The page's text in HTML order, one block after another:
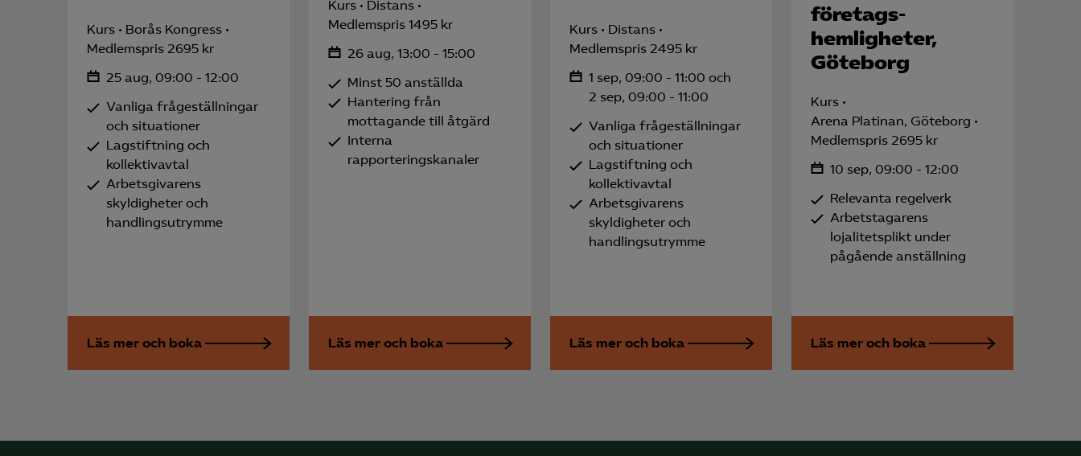
Meta Pixel
Leadfeeder
Microsoft Ads
Kurs
Borås Kongress
Medlemspris 2695 kr
25 aug, 09:00 - 12:00
Vanliga frågeställningar
och situationer
Lagstiftning och
kollektivavtal
Arbetsgivarens
skyldigheter och
handlingsutrymme
Läs mer och boka
Kurs
Distans
Medlemspris 1495 kr
26 aug, 13:00 - 15:00
Minst 50 anställda
Hantering från
mottagande till åtgärd
Interna
rapporteringskanaler
Läs mer och boka
Kurs
Distans
Medlemspris 2495 kr
1 sep, 09:00 - 11:00 och
2 sep, 09:00 - 11:00
Vanliga frågeställningar
och situationer
Lagstiftning och
kollektivavtal
Arbetsgivarens
skyldigheter och
handlingsutrymme
Läs mer och boka
företags-
hemligheter,
Göteborg
Kurs
Arena Platinan, Göteborg
Medlemspris 2695 kr
10 sep, 09:00 - 12:00
Relevanta regelverk
Arbetstagarens
lojalitetsplikt under
pågående anställning
Läs mer och boka